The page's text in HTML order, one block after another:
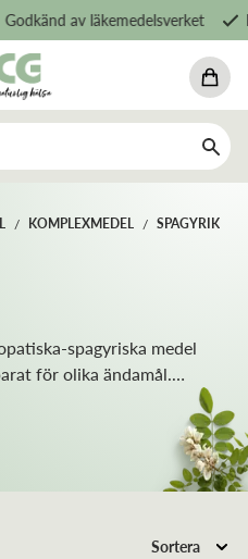
av läkemedelsverket Fri
/ KOMPLEXMEDEL / SPAGYRIK
spagyriska medel
för olika ändamål.
Företagets grundare
1991 en unik
Sortera